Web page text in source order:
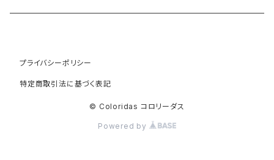
ティアラ、ヘッドドレス
木版画 M
ブラジル先住民族の椅子
ブレスレット
アパレル
プライバシーポリシー
特定商取引法に基づく表記
© Coloridas コロリーダス
Powered by